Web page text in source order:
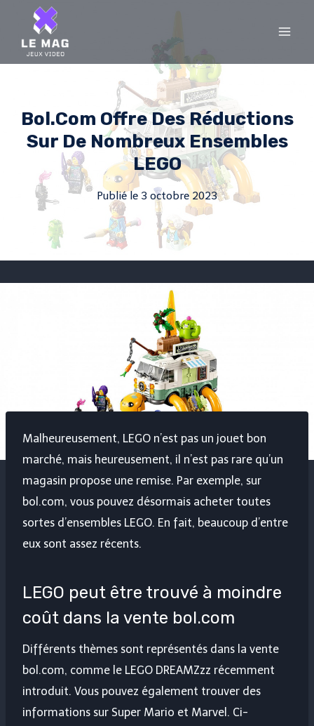
content
Bol.com Offre Des Réductions
Sur De Nombreux Ensembles
LEGO
Publié le 3 octobre 2023
Malheureusement, LEGO n’est pas un jouet bon
marché, mais heureusement, il n’est pas rare qu’un
magasin propose une remise. Par exemple, sur
bol.com, vous pouvez désormais acheter toutes
sortes d’ensembles LEGO. En fait, beaucoup d’entre
eux sont assez récents.
LEGO peut être trouvé à moindre
coût dans la vente bol.com
Différents thèmes sont représentés dans la vente
bol.com, comme le LEGO DREAMZzz récemment
introduit. Vous pouvez également trouver des
informations sur Super Mario et Marvel. Ci-